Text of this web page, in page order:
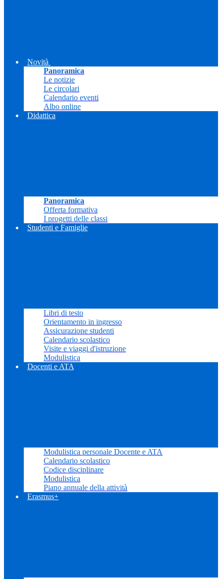
Novità
Panoramica
Le notizie
Le circolari
Calendario eventi
Albo online
Didattica
Panoramica
Offerta formativa
I progetti delle classi
Studenti e Famiglie
Libri di testo
Orientamento in ingresso
Assicurazione studenti
Calendario scolastico
Visite e viaggi d'istruzione
Modulistica
Docenti e ATA
Modulistica personale Docente e ATA
Calendario scolastico
Codice disciplinare
Modulistica
Piano annuale della attività
Erasmus+